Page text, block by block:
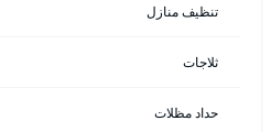
تنظيف منازل
ثلاجات
حداد مظلات